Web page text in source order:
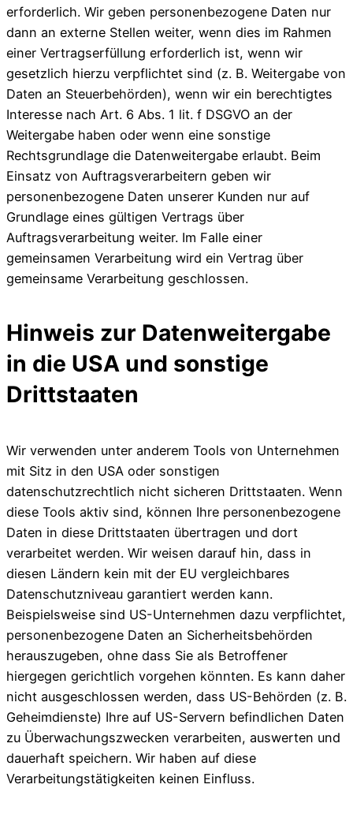
erforderlich. Wir geben personenbezogene Daten nur
dann an externe Stellen weiter, wenn dies im Rahmen
einer Vertragserfüllung erforderlich ist, wenn wir
gesetzlich hierzu verpflichtet sind (z. B. Weitergabe von
Daten an Steuerbehörden), wenn wir ein berechtigtes
Interesse nach Art. 6 Abs. 1 lit. f DSGVO an der
Weitergabe haben oder wenn eine sonstige
Rechtsgrundlage die Datenweitergabe erlaubt. Beim
Einsatz von Auftragsverarbeitern geben wir
personenbezogene Daten unserer Kunden nur auf
Grundlage eines gültigen Vertrags über
Auftragsverarbeitung weiter. Im Falle einer
gemeinsamen Verarbeitung wird ein Vertrag über
gemeinsame Verarbeitung geschlossen.
Hinweis zur Datenweitergabe
in die USA und sonstige
Drittstaaten
Wir verwenden unter anderem Tools von Unternehmen
mit Sitz in den USA oder sonstigen
datenschutzrechtlich nicht sicheren Drittstaaten. Wenn
diese Tools aktiv sind, können Ihre personenbezogene
Daten in diese Drittstaaten übertragen und dort
verarbeitet werden. Wir weisen darauf hin, dass in
diesen Ländern kein mit der EU vergleichbares
Datenschutzniveau garantiert werden kann.
Beispielsweise sind US-Unternehmen dazu verpflichtet,
personenbezogene Daten an Sicherheitsbehörden
herauszugeben, ohne dass Sie als Betroffener
hiergegen gerichtlich vorgehen könnten. Es kann daher
nicht ausgeschlossen werden, dass US-Behörden (z. B.
Geheimdienste) Ihre auf US-Servern befindlichen Daten
zu Überwachungszwecken verarbeiten, auswerten und
dauerhaft speichern. Wir haben auf diese
Verarbeitungstätigkeiten keinen Einfluss.